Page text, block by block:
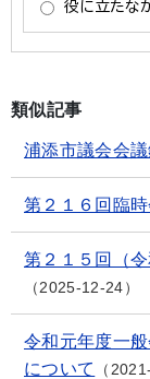
類似記事
浦添市議会会
第２１６回臨
第２１５回（
2025-12-24
令和元年度一
について